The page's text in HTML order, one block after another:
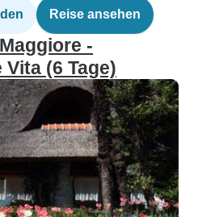
Reise ansehen
-
(6 Tage)